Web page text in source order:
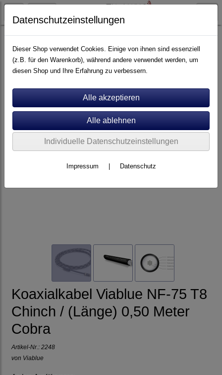
Kabel Digital Koax
Koaxialkabel Viablue NF-75 T8
Chinch / (Länge) 0,50 Meter
Cobra
Artikel-Nr.: 2248
von Viablue
Datenschutzeinstellungen
Dieser Shop verwendet Cookies. Einige von ihnen sind essenziell
(z.B. für den Warenkorb), während andere verwendet werden, um
diesen Shop und Ihre Erfahrung zu verbessern.
Individuelle Datenschutzeinstellungen
Impressum Datenschutz